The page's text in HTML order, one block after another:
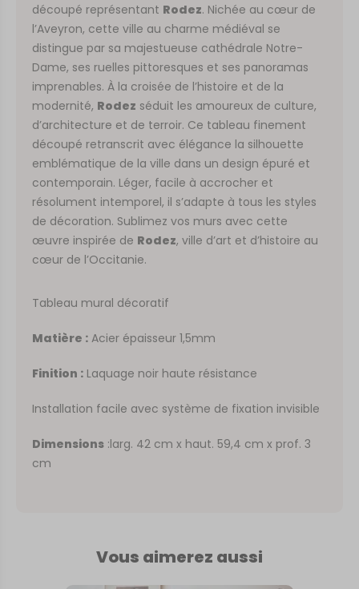
découpé représentant Rodez. Nichée au cœur de
l’Aveyron, cette ville au charme médiéval se
distingue par sa majestueuse cathédrale Notre-
Dame, ses ruelles pittoresques et ses panoramas
imprenables. À la croisée de l’histoire et de la
modernité, Rodez séduit les amoureux de culture,
d’architecture et de terroir. Ce tableau finement
découpé retranscrit avec élégance la silhouette
emblématique de la ville dans un design épuré et
contemporain. Léger, facile à accrocher et
résolument intemporel, il s’adapte à tous les styles
de décoration. Sublimez vos murs avec cette
œuvre inspirée de Rodez, ville d’art et d’histoire au
cœur de l’Occitanie.
Tableau mural décoratif
Matière : Acier épaisseur 1,5mm
Finition : Laquage noir haute résistance
Installation facile avec système de fixation invisible
Dimensions :larg. 42 cm x haut. 59,4 cm x prof. 3
cm
Vous aimerez aussi